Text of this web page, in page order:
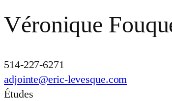
Véronique
514-227-6271
adjointe@eric-levesque.com
Études